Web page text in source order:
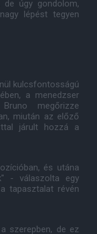
de úgy gondolom,
lépést tegyen
kulcsfontosságú
a menedzser
megőrizze
miután az előző
járult hozzá a
és utána
- válaszolta egy
tapasztalat révén
szerepben, de ez